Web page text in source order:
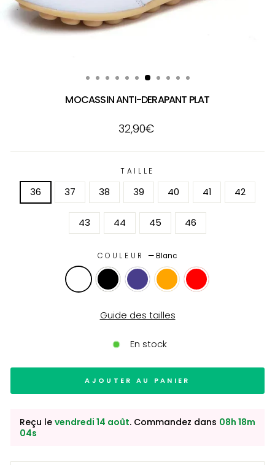
MOCASSIN ANTI-DERAPANT PLAT
Prix
régulier
32,90€
TAILLE
36 37 38 39 40 41 42
43 44 45 46
COULEUR—Blanc
Guide des tailles
En stock
AJOUTER AU PANIER
Reçu le vendredi 14 août. Commandez dans 08h 18m
03s